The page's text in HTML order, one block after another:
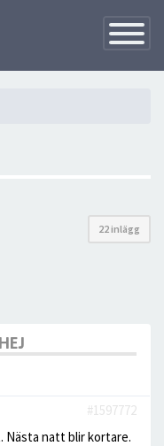
Toggle
22 inlägg
#1597772
Nästa natt blir kortare.